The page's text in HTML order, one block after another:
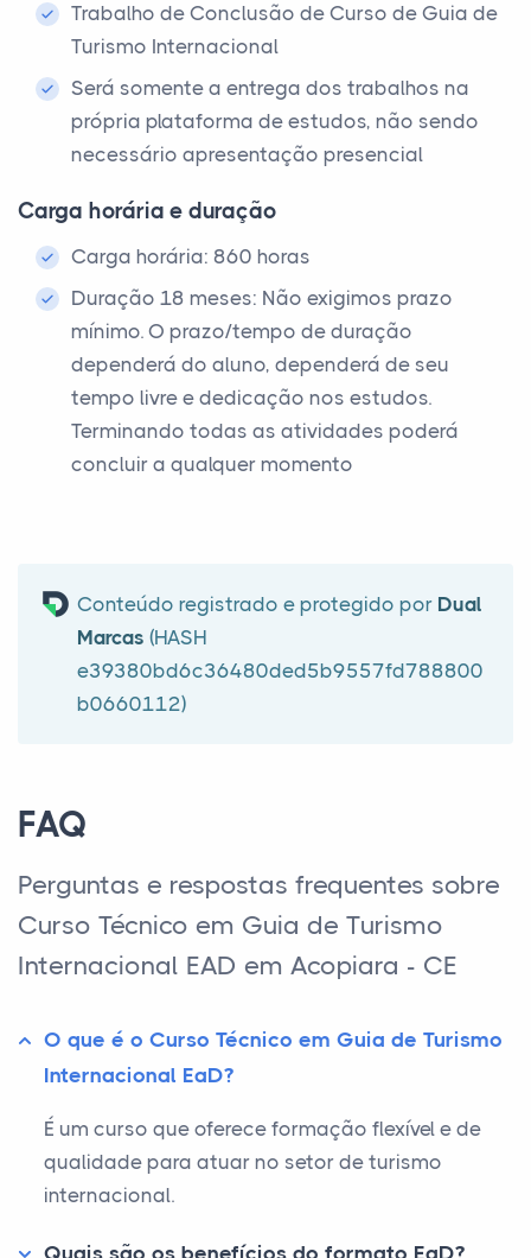
Trabalho de Conclusão de Curso de Guia de
Turismo Internacional
Será somente a entrega dos trabalhos na
própria plataforma de estudos, não sendo
necessário apresentação presencial
Carga horária e duração
Carga horária: 860 horas
Duração 18 meses: Não exigimos prazo
mínimo. O prazo/tempo de duração
dependerá do aluno, dependerá de seu
tempo livre e dedicação nos estudos.
Terminando todas as atividades poderá
concluir a qualquer momento
Conteúdo registrado e protegido por Dual
Marcas (HASH
e39380bd6c36480ded5b9557fd788800
b0660112)
FAQ
Perguntas e respostas frequentes sobre
Curso Técnico em Guia de Turismo
Internacional EAD em Acopiara - CE
O que é o Curso Técnico em Guia de Turismo
Internacional EaD?
É um curso que oferece formação flexível e de
qualidade para atuar no setor de turismo
internacional.
Quais são os benefícios do formato EaD?